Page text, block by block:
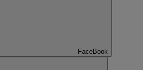
FaceBook